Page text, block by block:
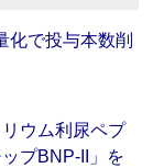
化で投与本数削
リウム利尿ペプ
プBNP-II」を